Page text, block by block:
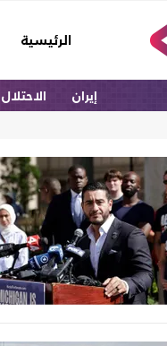
الرئيسية
(current)
إيران الاحتلال